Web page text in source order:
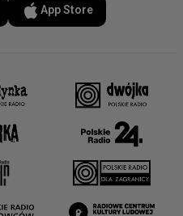
App Store